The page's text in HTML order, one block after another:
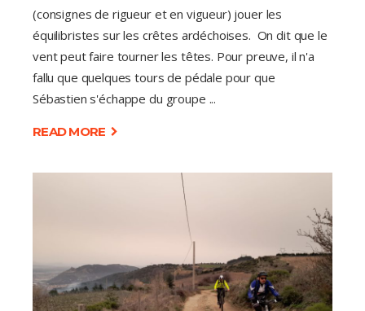
(consignes de rigueur et en vigueur) jouer les
équilibristes sur les crêtes ardéchoises. On dit que le
vent peut faire tourner les têtes. Pour preuve, il n'a
fallu que quelques tours de pédale pour que
Sébastien s'échappe du groupe
READ MORE